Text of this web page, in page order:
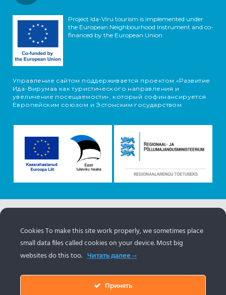
Project Ida-Viru tourism is implemented under
the European Neighbourhood Instrument and co-
financed by the European Union
Управление сайтом поддерживается проектом «Развитие
Ида-Вирумаа как туристического направления и
увеличение посещаемости», который софинансируется
Европейским союзом и Эстонским государством
портала Эстонии.www.puhkaeestis.ee
Cookies To make this site work properly, we sometimes place
small data files called cookies on your device. Most big
websites do this too.
Читать далее
Принять